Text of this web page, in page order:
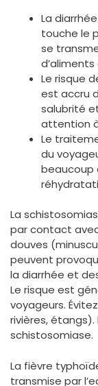
La
touche le
se
Le risque
est accru
salubrité
attention
Le
du
beaucoup
La
par contact
douves
peuvent
la diarrhée et
Le risque est
voyageurs.
rivières, étangs).
schistosomiase.
La fièvre
transmise par